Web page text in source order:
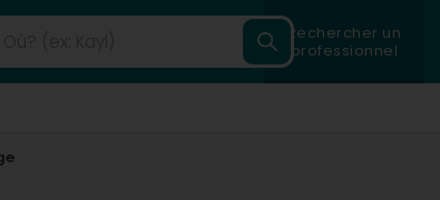
Rechercher un
professionnel